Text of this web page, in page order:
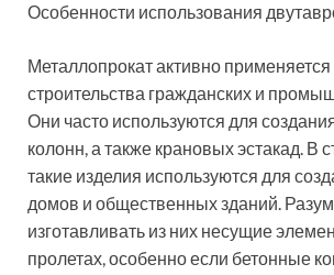
Особенности использования
Металлопрокат активно
строительства гражданских и
Они часто используются для
колонн, а также крановых эстакад. В
такие изделия используются для
домов и общественных зданий.
изготавливать из них несущие
пролетах, особенно если бетонные